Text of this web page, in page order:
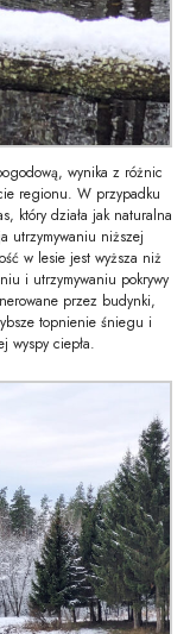
wynika z różnic
regionu. W przypadku
który działa jak naturalna
utrzymywaniu niższej
w lesie jest wyższa niż
i utrzymywaniu pokrywy
przez budynki,
topnienie śniegu i
wyspy ciepła.